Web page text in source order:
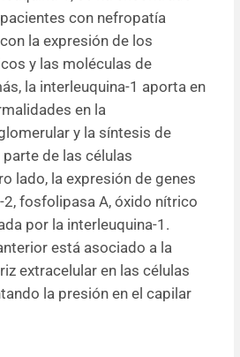
con nefropatía
la expresión de los
y las moléculas de
la interleuquina-1 aporta en
en la
y la síntesis de
de las células
lado, la expresión de genes
fosfolipasa A, óxido nítrico
por la interleuquina-1.
está asociado a la
extracelular en las células
la presión en el capilar